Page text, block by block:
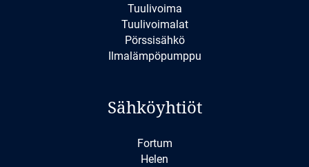
Tuulivoima
Tuulivoimalat
Pörssisähkö
Ilmalämpöpumppu
Sähköyhtiöt
Fortum
Helen